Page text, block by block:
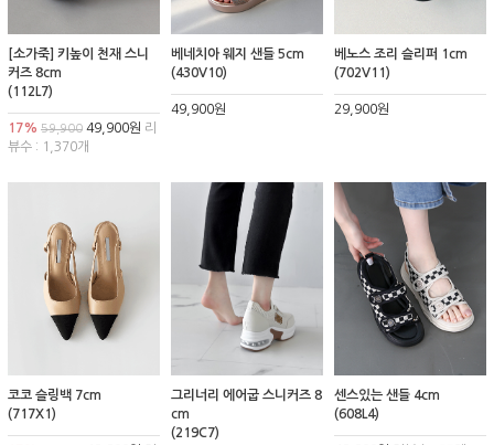
[소가죽] 키높이 천재 스니
커즈 8cm
(112L7)
17% 59,900 49,900원 리
뷰수 : 1,370개
베네치아 웨지 샌들 5cm
(430V10)
49,900원
베노스 조리 슬리퍼 1cm
(702V11)
29,900원
코코 슬링백 7cm
(717X1)
그리너리 에어굽 스니커즈 8
cm
(219C7)
센스있는 샌들 4cm
(608L4)